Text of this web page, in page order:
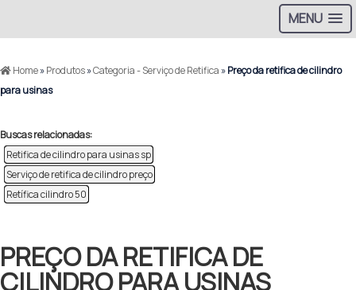
MENU
Home»Produtos»Categoria - Serviço de Retifica »Preço da retifica de cilindro
para usinas
Buscas relacionadas:
Retifica de cilindro para usinas sp
Serviço de retifica de cilindro preço
Retífica cilindro 50
PREÇO DA RETIFICA DE
CILINDRO PARA USINAS